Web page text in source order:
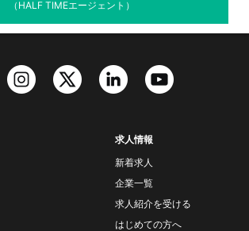
（HALF TIMEエージェント）
求人情報
新着求人
企業一覧
求人紹介を受ける
はじめての方へ